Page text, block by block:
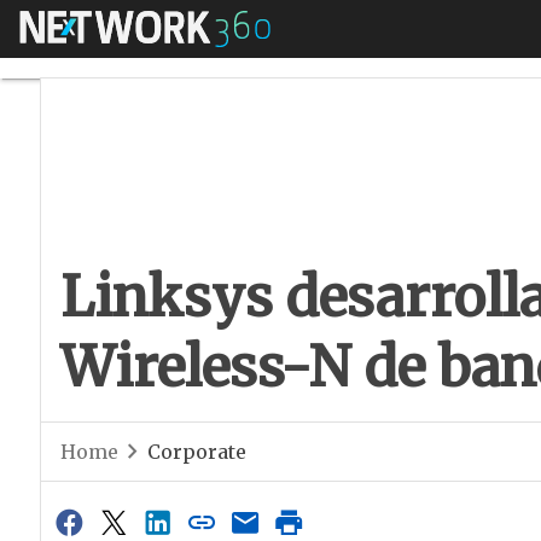
Menú
Linksys
Wireless-N de
Home Corporate